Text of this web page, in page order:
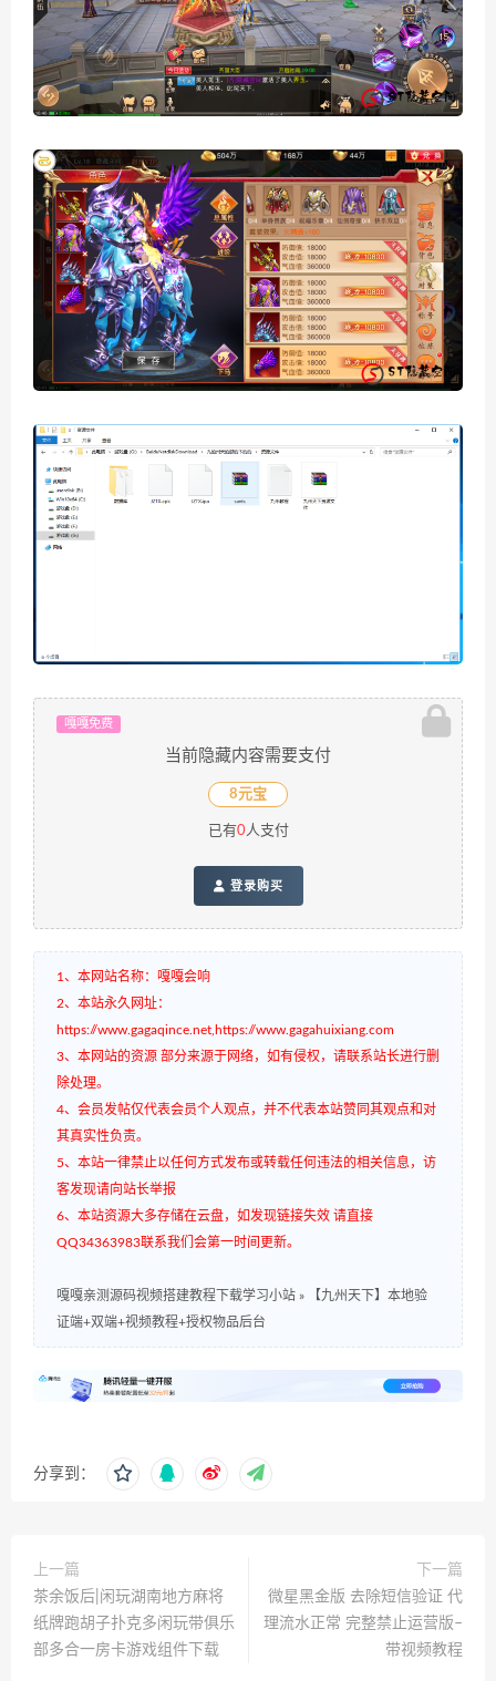
嘎嘎免费
当前隐藏内容需要支付
8元宝
已有0人支付
登录购买
1、本网站名称：嘎嘎会响
2、本站永久网址：
https://www.gagaqince.net,https://www.gagahuixiang.com
3、本网站的资源 部分来源于网络，如有侵权，请联系站长进行删
除处理。
4、会员发帖仅代表会员个人观点，并不代表本站赞同其观点和对
其真实性负责。
5、本站一律禁止以任何方式发布或转载任何违法的相关信息，访
客发现请向站长举报
6、本站资源大多存储在云盘，如发现链接失效 请直接
QQ34363983联系我们会第一时间更新。
嘎嘎亲测源码视频搭建教程下载学习小站 »
【九州天下】本地验
证端+双端+视频教程+授权物品后台
分享到：
上一篇
茶余饭后|闲玩湖南地方麻将
纸牌跑胡子扑克多闲玩带俱乐
部多合一房卡游戏组件下载
下一篇
微星黑金版 去除短信验证 代
理流水正常 完整禁止运营版–
带视频教程